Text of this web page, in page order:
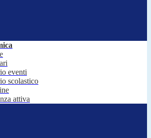
eventi
scolastico
attiva